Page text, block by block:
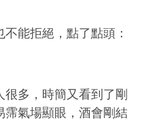
能拒絕，點了點頭：
很多，時簡又看到了剛
霈氣場顯眼，酒會剛結